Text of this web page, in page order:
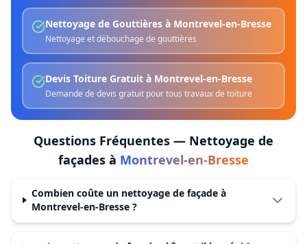
Nettoyage de Gouttières à Montrevel-en-Bresse
Nettoyage et débouchage de gouttières
Devis Toiture Gratuit à Montrevel-en-Bresse
Demande de devis gratuit pour tous travaux de toiture
Questions Fréquentes — Nettoyage de
façades à Montrevel-en-Bresse
Combien coûte un nettoyage de façade à
Montrevel-en-Bresse ?